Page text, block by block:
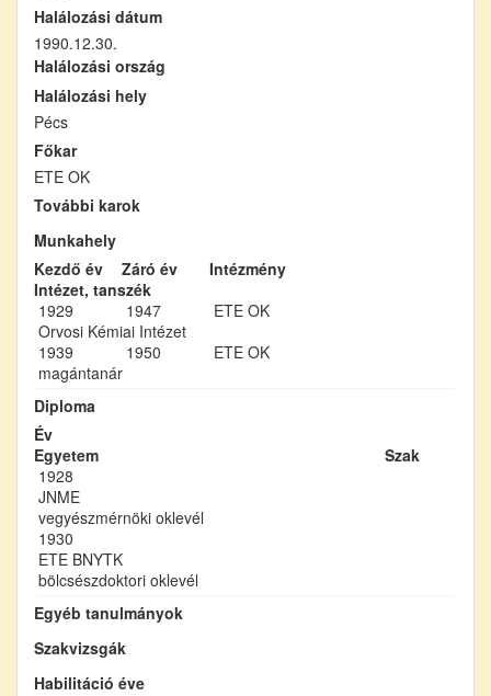
Halálozási dátum
1990.12.30.
Halálozási ország
Halálozási hely
Pécs
Főkar
ETE OK
További karok
Munkahely
Kezdő év
Záró év
Intézmény
Intézet, tanszék
1929
1947
ETE OK
Orvosi Kémiai Intézet
1939
1950
ETE OK
magántanár
Diploma
Év
Egyetem
Szak
1928
JNME
vegyészmérnöki oklevél
1930
ETE BNYTK
bölcsészdoktori oklevél
Egyéb tanulmányok
Szakvizsgák
Habilitáció éve